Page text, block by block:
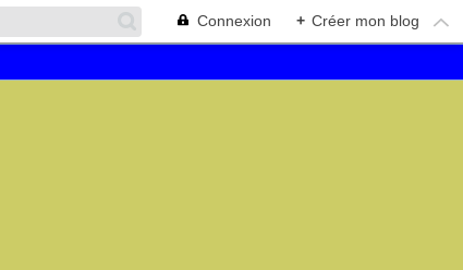
Connexion + Créer mon blog